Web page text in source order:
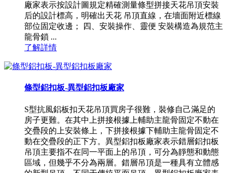
廠家表示按設計圖規定精確測量條型拼接天花吊頂安裝
后的設計標高，明確出天花 吊頂直線，在墻面附近標線
部位固定收邊； 四、安裝操作、靈便 安裝構造為規范主
龍骨鎖 ...
了解詳情
條型鋁扣板-異型鋁扣板廠家
S型抗風鋁板扣天花吊頂買房子很難，裝修自己滿足的
房子更難。在其中上拼接根據上輔助主龍骨固定不動在
交疊段的上安裝條上，下拼接根據下輔助主龍骨固定不
動在交疊段的正下方。異型鋁扣板廠家表示錯層鋁扣板
吊頂主要指不在同一平面上的吊頂，可分為靜態和動態
區域，但幾乎不分為兩層。錯層吊頂是一種具有立體感